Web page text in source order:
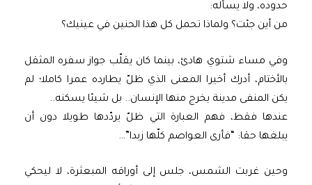
حدوده، ولا يسأله:
من أين جئت؟ ولماذا تحمل كل هذا الحنين في عينيك؟
وفي مساء شتوي هادئ، بينما كان يقلّب جواز سفره المثقل
بالأختام، أدرك أخيرا المعنى الذي ظلّ يطارده عمرا كاملا؛ لم
يكن المنفى مدينة يخرج منها الإنسان.. بل شيئا يسكنه..
عندها فقط، فهم العبارة التي ظلّ يردّدها طويلا دون أن
يبلغها حقا: “فأرى العواصم كلّها زبدا”…
وحين غربت الشمس، جلس إلى أوراقه المبعثرة، لا ليحكي